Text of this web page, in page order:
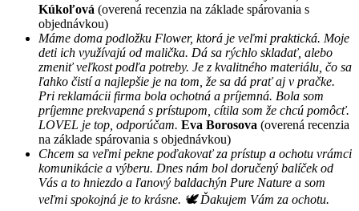
Kúkoľová (overená recenzia na základe spárovania s
objednávkou)
Máme doma podložku Flower, ktorá je veľmi praktická. Moje
deti ich využívajú od malička. Dá sa rýchlo skladať, alebo
zmeniť veľkost podľa potreby. Je z kvalitného materiálu, čo sa
ľahko čistí a najlepšie je na tom, že sa dá prať aj v pračke.
Pri reklamácii firma bola ochotná a príjemná. Bola som
príjemne prekvapená s prístupom, cítila som že chcú pomôcť.
LOVEL je top, odporúčam. Eva Borosova (overená recenzia
na základe spárovania s objednávkou)
Chcem sa veľmi pekne poďakovať za prístup a ochotu vrámci
komunikácie a výberu. Dnes nám bol doručený balíček od
Vás a to hniezdo a ľanový baldachýn Pure Nature a som
veľmi spokojná je to krásne. 🕊 Ďakujem Vám za ochotu.